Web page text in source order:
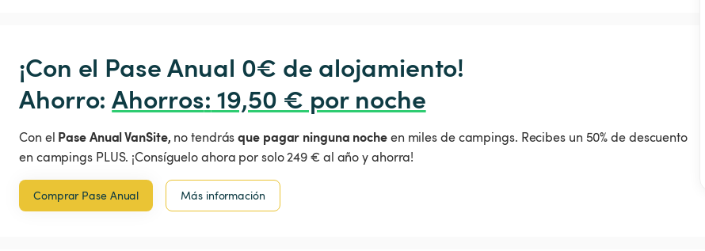
¡Con el Pase Anual 0€ de alojamiento!
Ahorro: Ahorros: 19,50 € por noche
Con el Pase Anual VanSite, no tendrásque pagar ninguna nocheen miles de campings. Recibes un 50% de descuento
en campings PLUS. ¡Consíguelo ahora por solo 249 € al año y ahorra!
Comprar Pase Anual Más información